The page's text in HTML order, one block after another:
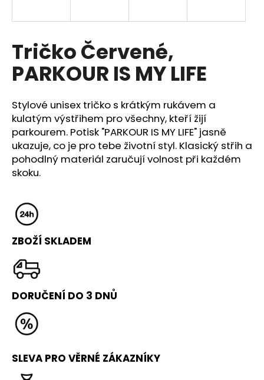
Tričko Červené,
PARKOUR IS MY LIFE
Stylové unisex tričko s krátkým rukávem a
kulatým výstřihem pro všechny, kteří žijí
parkourem. Potisk "PARKOUR IS MY LIFE" jasně
ukazuje, co je pro tebe životní styl. Klasický střih a
pohodlný materiál zaručují volnost při každém
skoku.
ZBOŽÍ SKLADEM
DORUČENÍ DO 3 DNŮ
SLEVA PRO VĚRNÉ ZÁKAZNÍKY
í
t
?
HLEDAT
o
p
o
r
č
u
j
e
m
e
STICK
LINE